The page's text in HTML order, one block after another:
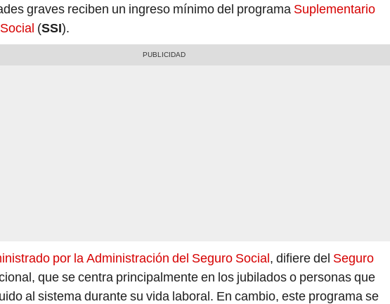
graves reciben un ingreso mínimo del programa Suplementario
(SSI).
por la Administración del Seguro Social, difiere del Seguro
que se centra principalmente en los jubilados o personas que
al sistema durante su vida laboral. En cambio, este programa se